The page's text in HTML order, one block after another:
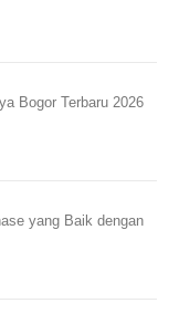
Bogor Terbaru 2026
yang Baik dengan